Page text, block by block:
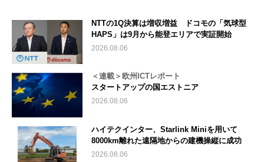
NTTの1Q決算は増収増益 ドコモの「気球型
HAPS」は9月から能登エリアで実証開始
2026.08.06
＜連載＞欧州ICTレポート
スタートアップの国エストニア
2026.08.06
ハイテクインター、Starlink Miniを用いて
8000km離れた遠隔地からの建機操縦に成功
2026.08.06